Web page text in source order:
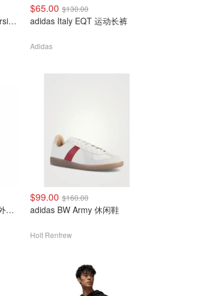
adidas Originals 男士Oversized短袖T恤
$65.00 $130.00
adidas Italy EQT 运动长裤
Adidas
adidas Juniors 8-16 长款外套 黑色
$99.00 $160.00
adidas BW Army 休闲鞋
Holt Renfrew